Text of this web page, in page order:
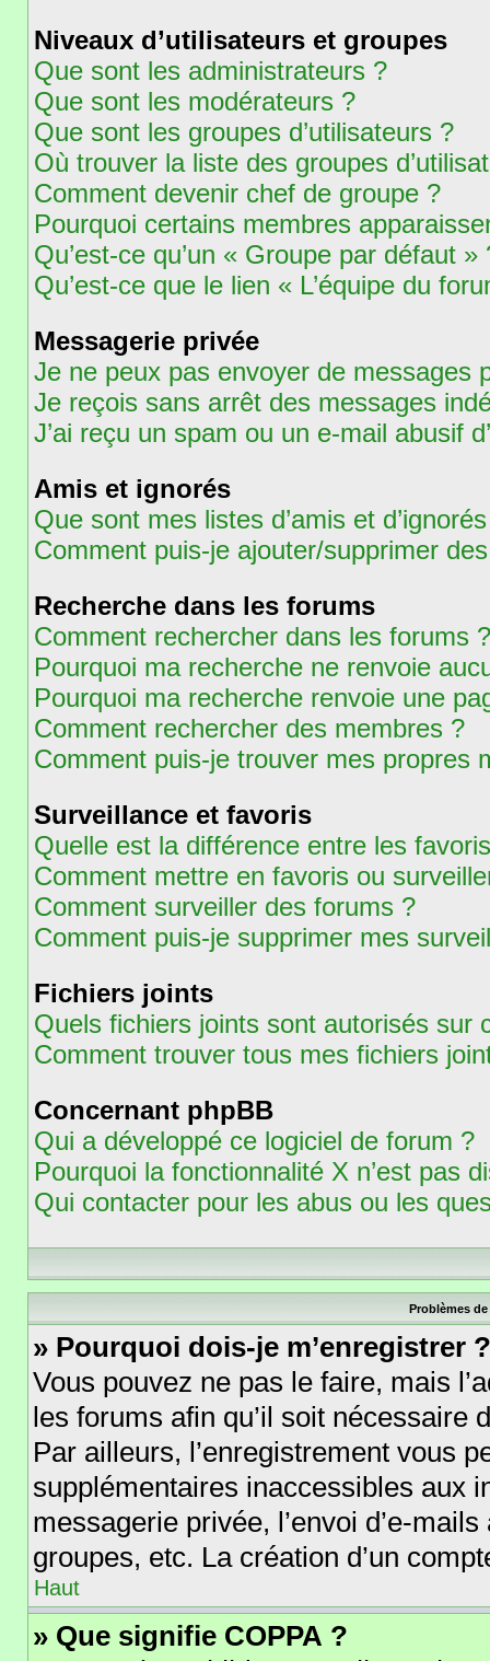
Niveaux d’utilisateurs et groupes
Que sont les administrateurs ?
Que sont les modérateurs ?
Que sont les groupes d’utilisateurs ?
Où trouver la liste des groupes
Comment devenir chef de groupe ?
Pourquoi certains membres
Qu’est-ce qu’un « Groupe par défaut »
Qu’est-ce que le lien « L’équipe du
Messagerie privée
Je ne peux pas envoyer de messages
Je reçois sans arrêt des messages
J’ai reçu un spam ou un e-mail abusif
Amis et ignorés
Que sont mes listes d’amis et
Comment puis-je ajouter/supprimer
Recherche dans les forums
Comment rechercher dans les forums ?
Pourquoi ma recherche ne renvoie
Pourquoi ma recherche renvoie une
Comment rechercher des membres ?
Comment puis-je trouver mes propres
Surveillance et favoris
Quelle est la différence entre les
Comment mettre en favoris ou
Comment surveiller des forums ?
Comment puis-je supprimer mes
Fichiers joints
Quels fichiers joints sont autorisés sur
Comment trouver tous mes fichiers
Concernant phpBB
Qui a développé ce logiciel de forum ?
Pourquoi la fonctionnalité X n’est pas
Qui contacter pour les abus ou les
Problèmes
» Pourquoi dois-je m’enregistrer ?
Vous pouvez ne pas le faire, mais
les forums afin qu’il soit nécessaire
Par ailleurs, l’enregistrement vous
supplémentaires inaccessibles aux
messagerie privée, l’envoi d’e-
groupes, etc. La création d’un
Haut
» Que signifie COPPA ?